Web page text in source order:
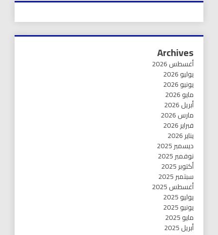
Archives
أغسطس 2026
يوليو 2026
يونيو 2026
مايو 2026
أبريل 2026
مارس 2026
فبراير 2026
يناير 2026
ديسمبر 2025
نوفمبر 2025
أكتوبر 2025
سبتمبر 2025
أغسطس 2025
يوليو 2025
يونيو 2025
مايو 2025
أبريل 2025